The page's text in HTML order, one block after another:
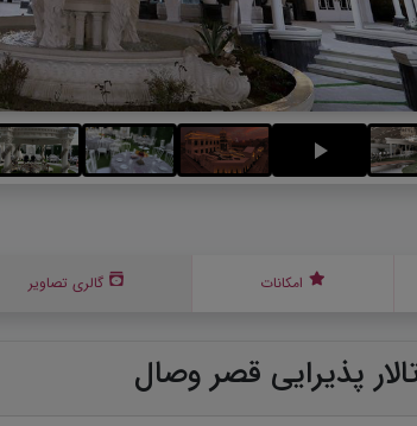
امکانات گالری تصاویر
پذیرایی قصر وصال